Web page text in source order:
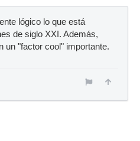
lógico lo que está
de siglo XXI. Además,
un "factor cool" importante.